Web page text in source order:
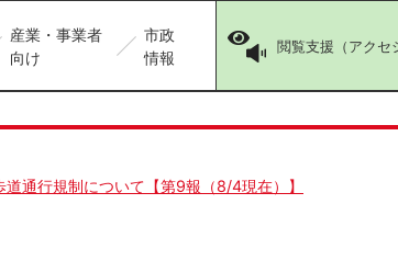
産業・事業者
向け
市政
情報
閲覧支援（アクセ
通行規制について【第9報（8/4現在）】